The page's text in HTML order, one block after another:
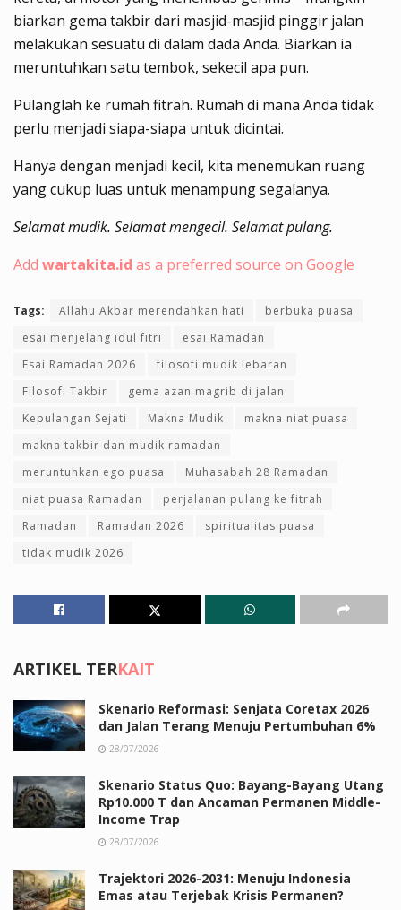
biarkan gema takbir dari masjid-masjid pinggir jalan
melakukan sesuatu di dalam dada Anda. Biarkan ia
meruntuhkan satu tembok, sekecil apa pun.
Pulanglah ke rumah fitrah. Rumah di mana Anda tidak
perlu menjadi siapa-siapa untuk dicintai.
Hanya dengan menjadi kecil, kita menemukan ruang
yang cukup luas untuk menampung segalanya.
Selamat mudik. Selamat mengecil. Selamat pulang.
Add wartakita.id as a preferred source on Google
Tags: Allahu Akbar merendahkan hati
berbuka puasa
esai menjelang idul fitri
esai Ramadan
Esai Ramadan 2026
filosofi mudik lebaran
Filosofi Takbir
gema azan magrib di jalan
Kepulangan Sejati
Makna Mudik
makna niat puasa
makna takbir dan mudik ramadan
meruntuhkan ego puasa
Muhasabah 28 Ramadan
niat puasa Ramadan
perjalanan pulang ke fitrah
Ramadan
Ramadan 2026
spiritualitas puasa
tidak mudik 2026
ARTIKEL TERKAIT
Skenario Reformasi: Senjata Coretax 2026
dan Jalan Terang Menuju Pertumbuhan 6%
28/07/2026
Skenario Status Quo: Bayang-Bayang Utang
Rp10.000 T dan Ancaman Permanen Middle-
Income Trap
28/07/2026
Trajektori 2026-2031: Menuju Indonesia
Emas atau Terjebak Krisis Permanen?